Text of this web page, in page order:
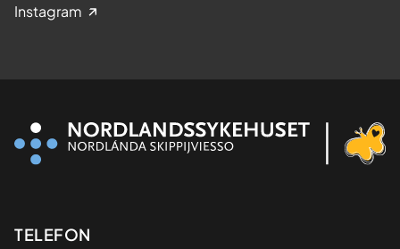
Instagram
Kontaktinformasjon
TELEFON